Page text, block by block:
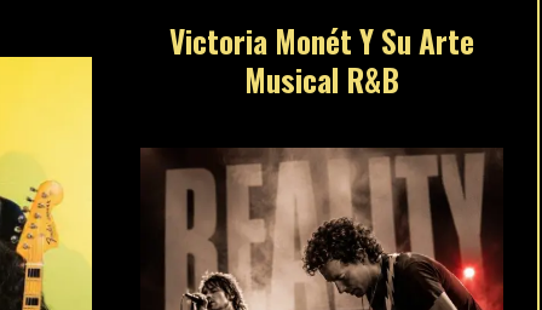
Victoria Monét Y Su Arte
Musical R&B